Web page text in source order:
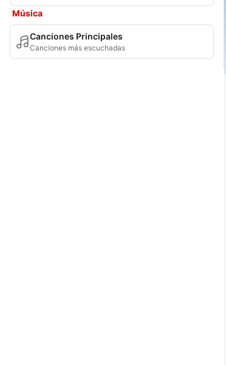
Música
Canciones Principales
Canciones más escuchadas